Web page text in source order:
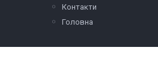
Контакти
Головна